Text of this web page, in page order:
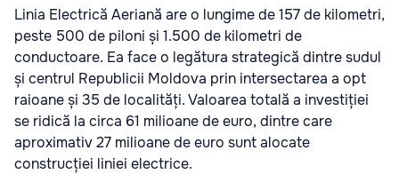
Linia Electrică Aeriană are o lungime de 157 de kilometri,
peste 500 de piloni și 1.500 de kilometri de
conductoare. Ea face o legătura strategică dintre sudul
și centrul Republicii Moldova prin intersectarea a opt
raioane și 35 de localități. Valoarea totală a investiției
se ridică la circa 61 milioane de euro, dintre care
aproximativ 27 milioane de euro sunt alocate
construcției liniei electrice.